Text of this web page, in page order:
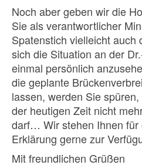
Noch aber geben wir die
Sie als verantwortlicher
Spatenstich vielleicht auch
sich die Situation an der
einmal persönlich
die geplante
lassen, werden Sie
der heutigen Zeit nicht
darf… Wir stehen Ihnen für
Erklärung gerne zur
Mit freundlichen Grüßen